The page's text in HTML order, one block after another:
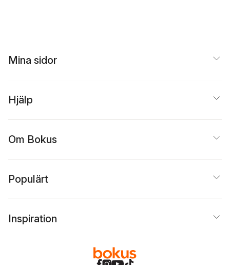
Mina sidor
Hjälp
Om Bokus
Populärt
Inspiration